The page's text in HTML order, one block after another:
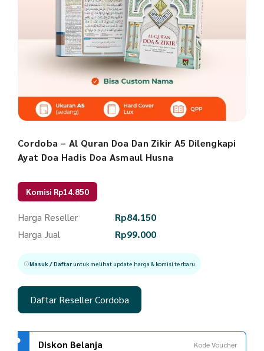
Cordoba – Al Quran Doa Dan Zikir A5 Dilengkapi
Ayat Doa Hadis Doa Asmaul Husna
Komisi Rp14.850
Harga Reseller Rp84.150
Harga Jual
Rp99.000
Masuk / Daftaruntuk melihat update harga & komisi terbaru
Daftar Reseller Cordoba
Diskon Belanja
Kode Voucher